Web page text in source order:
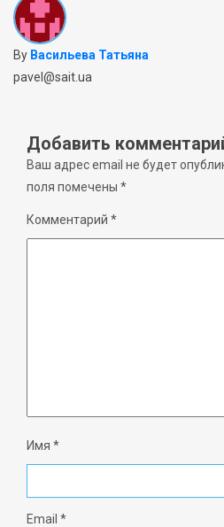
By Васильева Татьяна
pavel@sait.ua
Добавить
Ваш адрес email не будет
поля помечены *
Комментарий *
Имя *
Email *